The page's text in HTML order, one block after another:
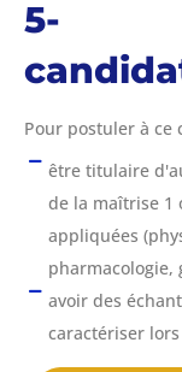
5-
Pour postuler à ce
être titulaire
de la maîtrise 1
appliquées
pharmacologie,
avoir des
caractériser